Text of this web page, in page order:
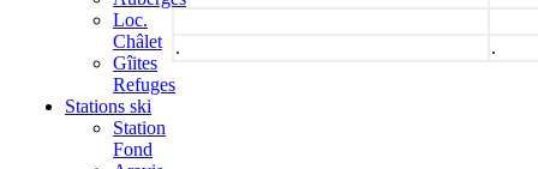
Loc.
Châlet
Gîites
Refuges
Stations ski
Station
Fond
. .